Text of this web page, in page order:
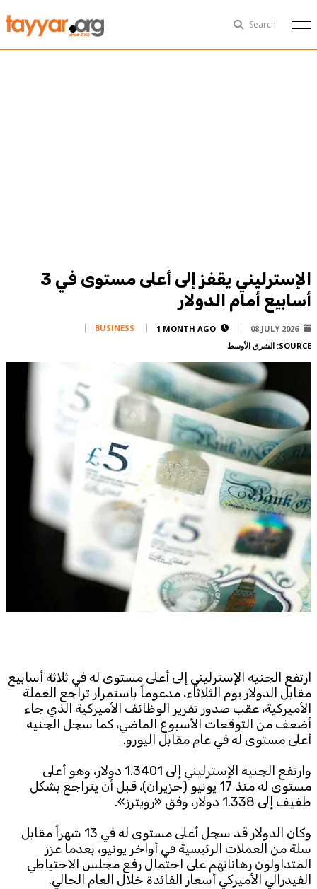
Search
Sat, Aug 8th 29°C
Horoscope
Terms Of Use
TTV
TTV Plus
Download the app
© 2025. All Rights Reserved. ByKoein
الإسترليني يقفز إلى أعلى مستوى في 3
أسابيع أمام الدولار
08 JULY 2026
1 MONTH AGO
BUSINESS
SOURCE: الشرق الأوسط
ارتفع الجنيه الإسترليني إلى أعلى مستوى له في ثلاثة أسابيع
مقابل الدولار يوم الثلاثاء، مدعوماً باستمرار تراجع العملة
الأميركية، عقب صدور تقرير الوظائف الأميركية الذي جاء
أضعف من التوقعات الأسبوع الماضي، كما سجل الجنيه
أعلى مستوى له في عام مقابل اليورو.
وارتفع الجنيه الإسترليني إلى 1.3401 دولار، وهو أعلى
مستوى له منذ 17 يونيو (حزيران)، قبل أن يتراجع بشكل
طفيف إلى 1.338 دولار، وفق «رويترز».
وكان الدولار قد سجل أعلى مستوى له في 13 شهراً مقابل
سلة من العملات الرئيسية في أواخر يونيو، بعدما عزز
المتداولون رهاناتهم على احتمال رفع مجلس الاحتياطي
الفيدرالي الأميركي أسعار الفائدة خلال العام الحالي.